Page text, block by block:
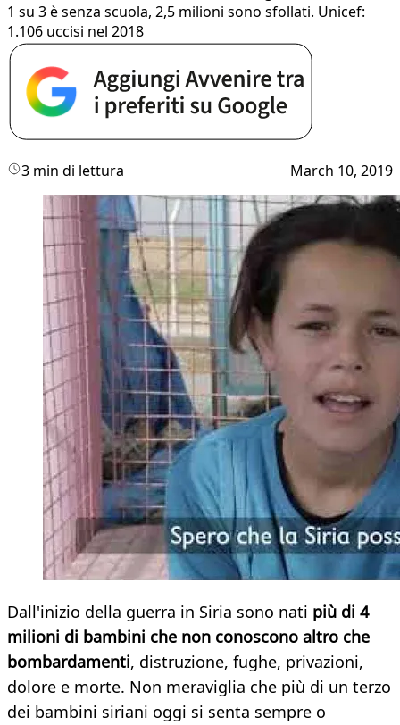
1 su 3 è senza scuola, 2,5 milioni sono sfollati. Unicef:
1.106 uccisi nel 2018
3 min di lettura March 10, 2019
Dall'inizio della guerra in Siria sono nati più di 4
milioni di bambini che non conoscono altro che
bombardamenti, distruzione, fughe, privazioni,
dolore e morte. Non meraviglia che più di un terzo
dei bambini siriani oggi si senta sempre o